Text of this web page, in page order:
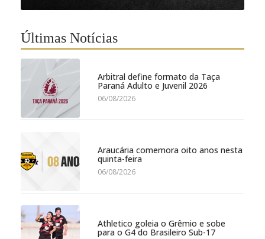
Últimas Notícias
Arbitral define formato da Taça
Paraná Adulto e Juvenil 2026
06/08/2026
Araucária comemora oito anos nesta
quinta-feira
06/08/2026
Athletico goleia o Grêmio e sobe
para o G4 do Brasileiro Sub-17